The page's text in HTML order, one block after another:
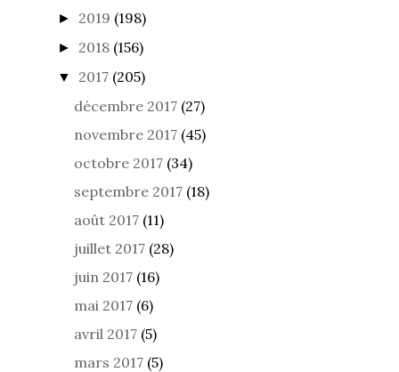
► 2019 (198)
► 2018 (156)
▼ 2017 (205)
décembre 2017 (27)
novembre 2017 (45)
octobre 2017 (34)
septembre 2017 (18)
août 2017 (11)
juillet 2017 (28)
juin 2017 (16)
mai 2017 (6)
avril 2017 (5)
mars 2017 (5)